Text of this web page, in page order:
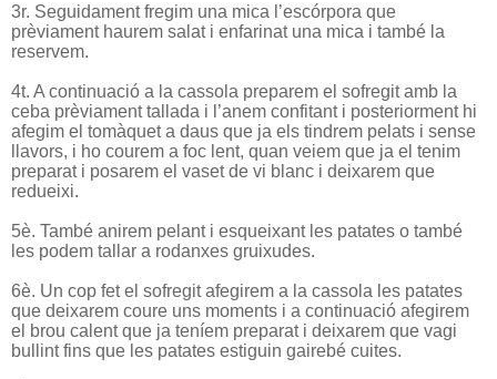
3r. Seguidament fregim una mica l’escórpora que
prèviament haurem salat i enfarinat una mica i també la
reservem.
4t. A continuació a la cassola preparem el sofregit amb la
ceba prèviament tallada i l’anem confitant i posteriorment hi
afegim el tomàquet a daus que ja els tindrem pelats i sense
llavors, i ho courem a foc lent, quan veiem que ja el tenim
preparat i posarem el vaset de vi blanc i deixarem que
redueixi.
5è. També anirem pelant i esqueixant les patates o també
les podem tallar a rodanxes gruixudes.
6è. Un cop fet el sofregit afegirem a la cassola les patates
que deixarem coure uns moments i a continuació afegirem
el brou calent que ja teníem preparat i deixarem que vagi
bullint fins que les patates estiguin gairebé cuites.